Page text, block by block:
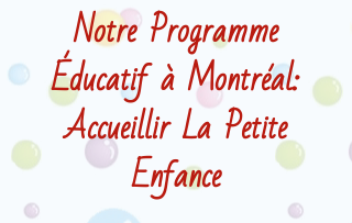
Notre Programme
Éducatif à Montréal:
Accueillir La Petite
Enfance